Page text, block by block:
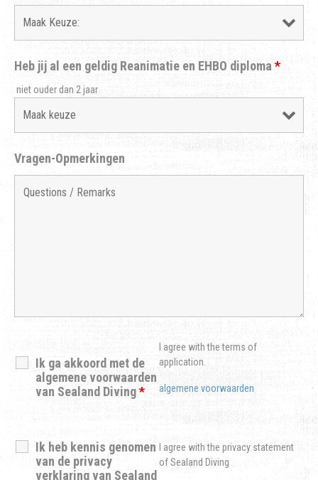
Heb jij al een geldig Reanimatie en EHBO diploma *
niet ouder dan 2 jaar
Vragen-Opmerkingen
Ik ga akkoord met de
algemene voorwaarden
van Sealand Diving*
I agree with the terms of
application.
algemene voorwaarden
Ik heb kennis genomen
van de privacy
verklaring van Sealand
I agree with the privacy statement
of Sealand Diving